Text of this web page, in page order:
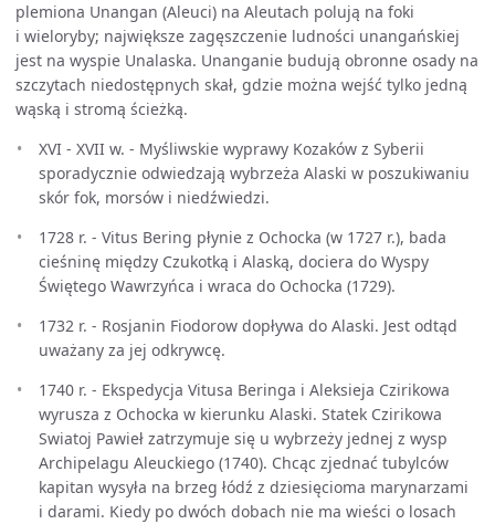
plemiona Unangan (Aleuci) na Aleutach polują na foki
i wieloryby; największe zagęszczenie ludności unangańskiej
jest na wyspie Unalaska. Unanganie budują obronne osady na
szczytach niedostępnych skał, gdzie można wejść tylko jedną
wąską i stromą ścieżką.
XVI - XVII w. - Myśliwskie wyprawy Kozaków z Syberii
sporadycznie odwiedzają wybrzeża Alaski w poszukiwaniu
skór fok, morsów i niedźwiedzi.
1728 r. - Vitus Bering płynie z Ochocka (w 1727 r.), bada
cieśninę między Czukotką i Alaską, dociera do Wyspy
Świętego Wawrzyńca i wraca do Ochocka (1729).
1732 r. - Rosjanin Fiodorow dopływa do Alaski. Jest odtąd
uważany za jej odkrywcę.
1740 r. - Ekspedycja Vitusa Beringa i Aleksieja Czirikowa
wyrusza z Ochocka w kierunku Alaski. Statek Czirikowa
Swiatoj Pawieł zatrzymuje się u wybrzeży jednej z wysp
Archipelagu Aleuckiego (1740). Chcąc zjednać tubylców
kapitan wysyła na brzeg łódź z dziesięcioma marynarzami
i darami. Kiedy po dwóch dobach nie ma wieści o losach